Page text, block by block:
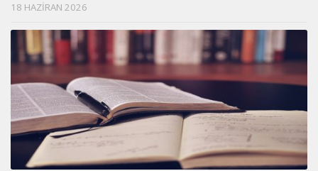
18 HAZIRAN 2026